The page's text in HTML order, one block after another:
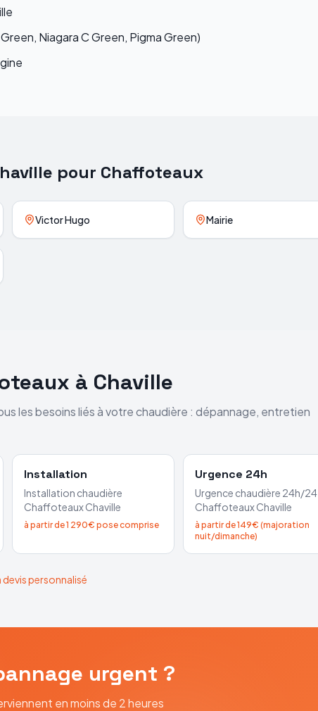
Niagara C Green, Pigma Green)
pour Chaffoteaux
Victor Hugo Mairie
à Chaville
les besoins liés à votre chaudière : dépannage, entretien
Installation
Installation chaudière
ChaffoteauxChaville
à partir de 1 290€ pose comprise
Urgence 24h
Urgence chaudière 24h/24
ChaffoteauxChaville
à partir de 149€ (majoration
nuit/dimanche)
personnalisé
urgent ?
en moins de 2 heures